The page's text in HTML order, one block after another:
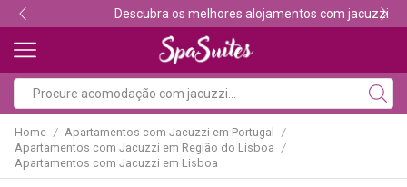
Descubra os melhores alojamentos com jacuzzi
Home / Apartamentos com Jacuzzi em Portugal /
Apartamentos com Jacuzzi em Região do Lisboa /
Apartamentos com Jacuzzi em Lisboa